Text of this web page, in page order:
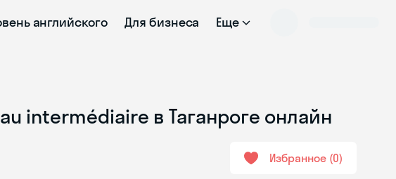
английского Для бизнеса Еще
intermédiaire в Таганроге онлайн
Избранное 0